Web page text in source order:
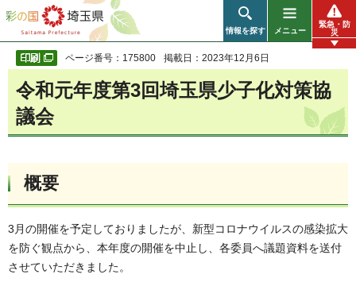
彩の国 埼玉県
情報を探す メニュー
緊急・防
災
ページ番号：175800 掲載日：2023年12月6日
令和元年度第3回埼玉県少子化対策協
議会
概要
3月の開催を予定しておりましたが、新型コロナウイルスの感染拡大
を防ぐ観点から、本年度の開催を中止し、各委員へ議題資料を送付
させていただきました。